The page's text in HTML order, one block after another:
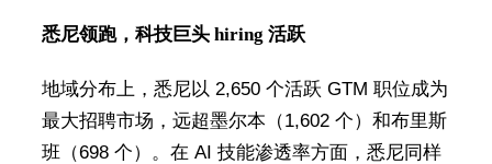
悉尼领跑，科技巨头 hiring 活跃
地域分布上，悉尼以 2,650 个活跃 GTM 职位成为
最大招聘市场，远超墨尔本（1,602 个）和布里斯
班（698 个）。在 AI 技能渗透率方面，悉尼同样